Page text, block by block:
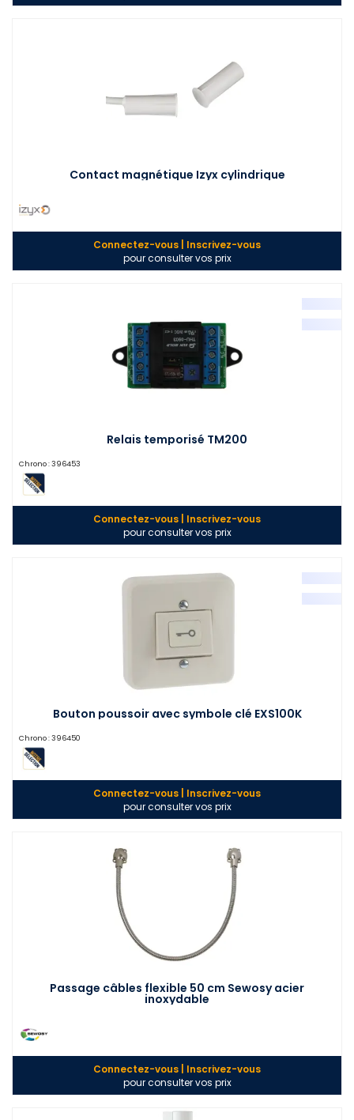
Contact magnétique Izyx cylindrique
Connectez-vous | Inscrivez-vous
pour consulter vos prix
Relais temporisé TM200
Chrono : 396453
Connectez-vous | Inscrivez-vous
pour consulter vos prix
Bouton poussoir avec symbole clé EXS100K
Chrono : 396450
Connectez-vous | Inscrivez-vous
pour consulter vos prix
Passage câbles flexible 50 cm Sewosy acier
inoxydable
Connectez-vous | Inscrivez-vous
pour consulter vos prix